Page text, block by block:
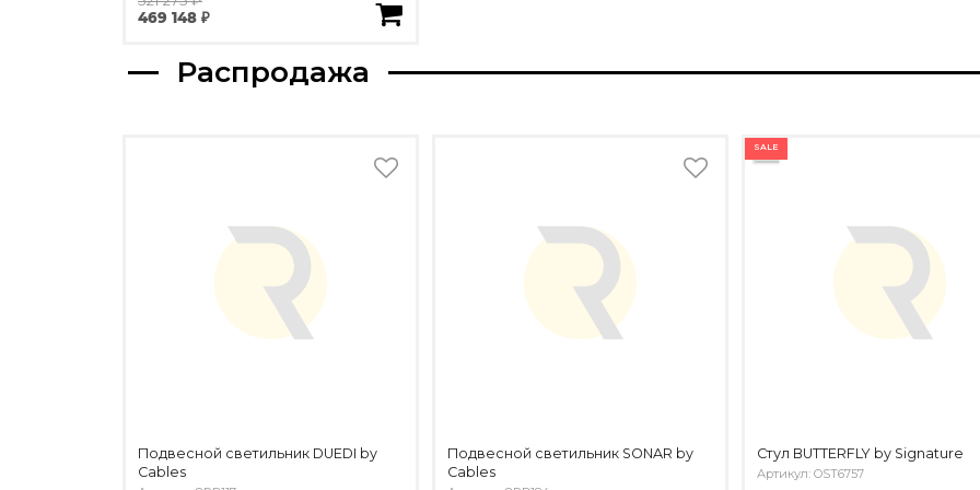
469 148 ₽
Распродажа
Подвесной светильник DUEDI by
Cables
Подвесной светильник SONAR by
Cables
SALE
Стул BUTTERFLY by Signature
Артикул: OST6757